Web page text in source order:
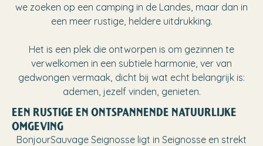
we zoeken op een camping in de Landes, maar dan in
een meer rustige, heldere uitdrukking.
Het is een plek die ontworpen is om gezinnen te
verwelkomen in een subtiele harmonie, ver van
gedwongen vermaak, dicht bij wat echt belangrijk is:
ademen, jezelf vinden, genieten.
EEN RUSTIGE EN ONTSPANNENDE NATUURLIJKE
OMGEVING
BonjourSauvage Seignosse ligt in Seignosse en strekt